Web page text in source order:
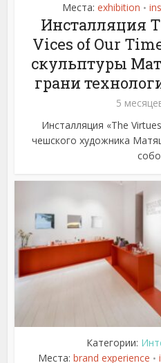
Места: exhibition •
Инсталляция
Vices of Our
скульптуры
грани
5
Инсталляция «The
чешского художника
Категории:
Места: brand experience •